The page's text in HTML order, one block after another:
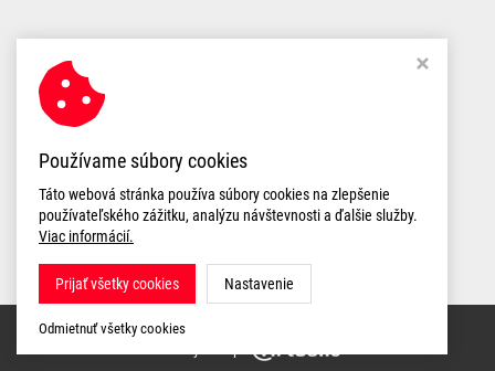
MEA WATER MANAGEMENT s.r.o.
Areál PDP Drietoma .
Odstúpenie od zmluvy
Nastavení cookies
member of mea group
Copyright © 2026,
Používame súbory cookies
Táto webová stránka používa súbory cookies na zlepšenie
používateľského zážitku, analýzu návštevnosti a ďalšie služby.
Viac informácií.
Prijať všetky cookies Nastavenie
Odmietnuť všetky cookies